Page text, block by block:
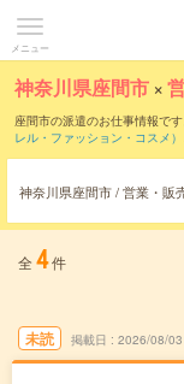
メニュー
神奈川県座間市 ×
座間市の派遣のお仕事情報で
レル・ファッション・コスメ）
神奈川県座間市 / 営業・販
全 4件
未読 掲載日 2026/08/03